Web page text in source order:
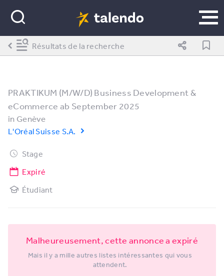
PRAKTIKUM (M/W/D) Business Development &
eCommerce ab September 2025
in Genève
L'Oréal Suisse S.A.
Stage
Expiré
Étudiant
Malheureusement, cette annonce a expiré
Mais il y a mille autres listes intéressantes qui vous
attendent.
Résultats de la recherche